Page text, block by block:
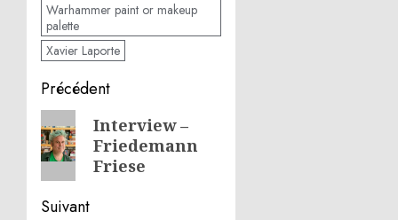
Warhammer paint or makeup
palette
Xavier Laporte
Navigation
d’article
Précédent
Article
précédent:
Interview –
Friedemann
Friese
Suivant